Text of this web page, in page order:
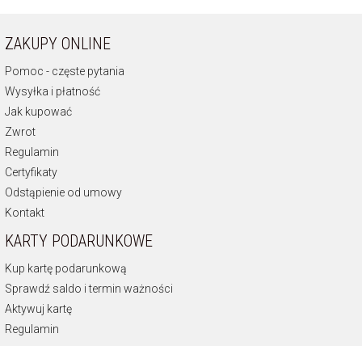
ZAKUPY ONLINE
Pomoc - częste pytania
Wysyłka i płatność
Jak kupować
Zwrot
Regulamin
Certyfikaty
Odstąpienie od umowy
Kontakt
KARTY PODARUNKOWE
Kup kartę podarunkową
Sprawdź saldo i termin ważności
Aktywuj kartę
Regulamin